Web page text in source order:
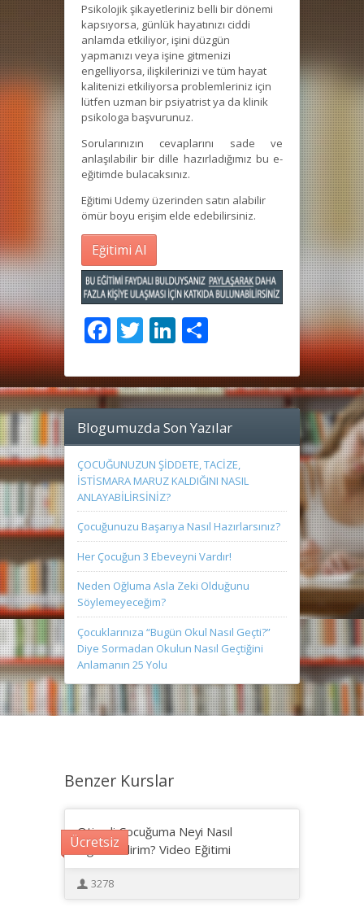
Psikolojik şikayetleriniz belli bir dönemi
kapsıyorsa, günlük hayatınızı ciddi
anlamda etkiliyor, işini düzgün
yapmanızı veya işine gitmenizi
engelliyorsa, ilişkilerinizi ve tüm hayat
kalitenizi etkiliyorsa problemleriniz için
lütfen uzman bir psiyatrist ya da klinik
psikologa başvurunuz.
Sorularınızın cevaplarını sade ve
anlaşılabilir bir dille hazırladığımız bu e-
eğitimde bulacaksınız.
Eğitimi Udemy üzerinden satın alabilir
ömür boyu erişim elde edebilirsiniz.
Eğitimi Al
Facebook
TwitterLinkedIn
Blogumuzda Son Yazılar
ÇOCUĞUNUZUN ŞİDDETE, TACİZE,
İSTİSMARA MARUZ KALDIĞINI NASIL
ANLAYABİLİRSİNİZ?
Çocuğunuzu Başarıya Nasıl Hazırlarsınız?
Her Çocuğun 3 Ebeveyni Vardır!
Neden Oğluma Asla Zeki Olduğunu
Söylemeyeceğim?
Çocuklarınıza “Bugün Okul Nasıl Geçti?”
Diye Sormadan Okulun Nasıl Geçtiğini
Anlamanın 25 Yolu
Benzer Kurslar
Ücretsiz
Otizmli Çocuğuma Neyi Nasıl
Öğretebilirim? Video Eğitimi
3278